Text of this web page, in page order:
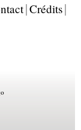
Crédits